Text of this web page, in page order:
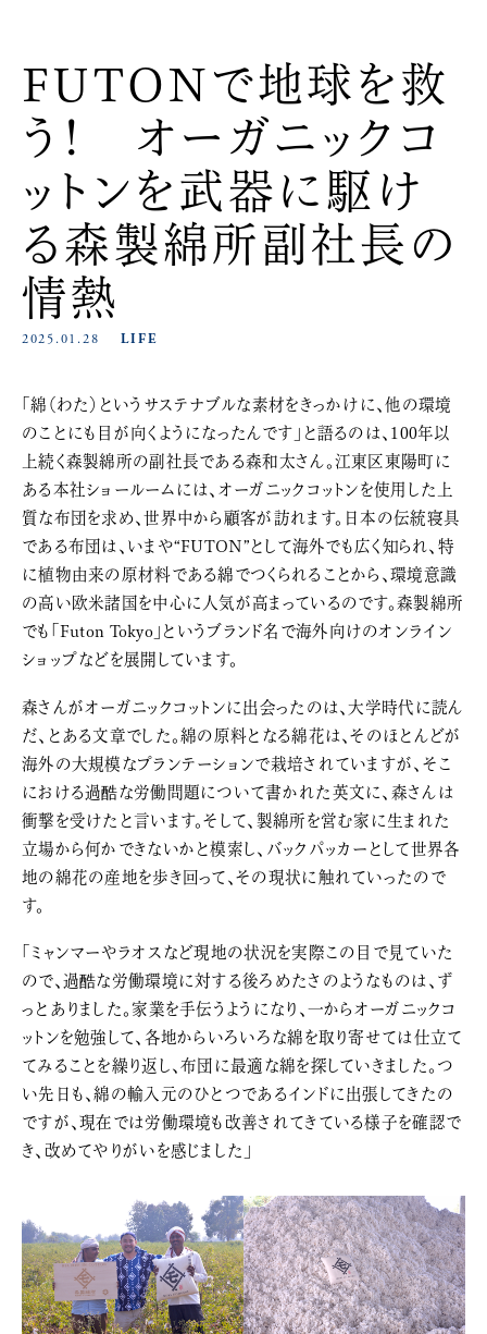
FUTONで地球を救
う！ オーガニックコ
ットンを武器に駆け
る森製綿所副社長の
情熱
2025.01.28 LIFE
「綿（わた）というサステナブルな素材をきっかけに、他の環境
のことにも目が向くようになったんです」と語るのは、100年以
上続く森製綿所の副社長である森和太さん。江東区東陽町に
ある本社ショールームには、オーガニックコットンを使用した上
質な布団を求め、世界中から顧客が訪れます。日本の伝統寝具
である布団は、いまや“FUTON”として海外でも広く知られ、特
に植物由来の原材料である綿でつくられることから、環境意識
の高い欧米諸国を中心に人気が高まっているのです。森製綿所
でも「Futon Tokyo」というブランド名で海外向けのオンライン
ショップなどを展開しています。
森さんがオーガニックコットンに出会ったのは、大学時代に読ん
だ、とある文章でした。綿の原料となる綿花は、そのほとんどが
海外の大規模なプランテーションで栽培されていますが、そこ
における過酷な労働問題について書かれた英文に、森さんは
衝撃を受けたと言います。そして、製綿所を営む家に生まれた
立場から何かできないかと模索し、バックパッカーとして世界各
地の綿花の産地を歩き回って、その現状に触れていったので
す。
「ミャンマーやラオスなど現地の状況を実際この目で見ていた
ので、過酷な労働環境に対する後ろめたさのようなものは、ず
っとありました。家業を手伝うようになり、一からオーガニックコ
ットンを勉強して、各地からいろいろな綿を取り寄せては仕立て
てみることを繰り返し、布団に最適な綿を探していきました。つ
い先日も、綿の輸入元のひとつであるインドに出張してきたの
ですが、現在では労働環境も改善されてきている様子を確認で
き、改めてやりがいを感じました」